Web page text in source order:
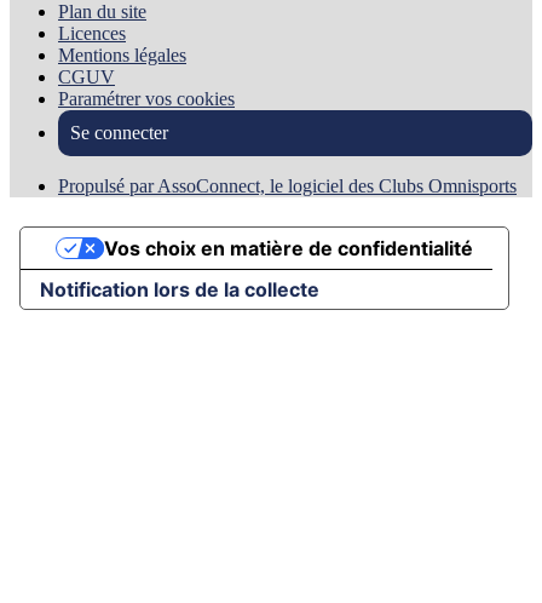
Plan du site
Licences
Mentions légales
CGUV
Paramétrer vos cookies
Se connecter
Propulsé par AssoConnect, le logiciel des Clubs Omnisports
Notification lors de la collecte
Vos choix en matière de confidentialité